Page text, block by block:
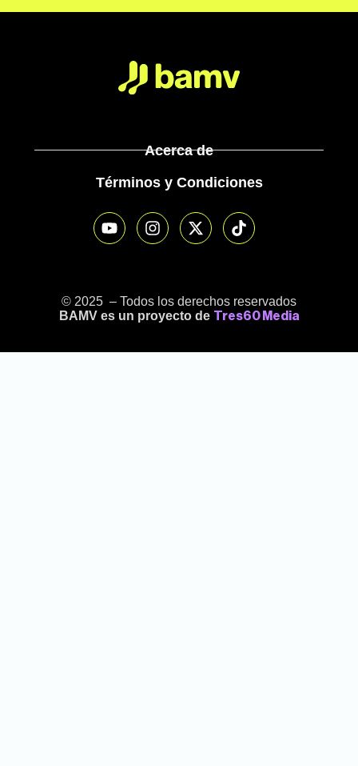
Acerca de
Términos y Condiciones
© 2025 – Todos los derechos reservados
BAMV es un proyecto de Tres60 Media